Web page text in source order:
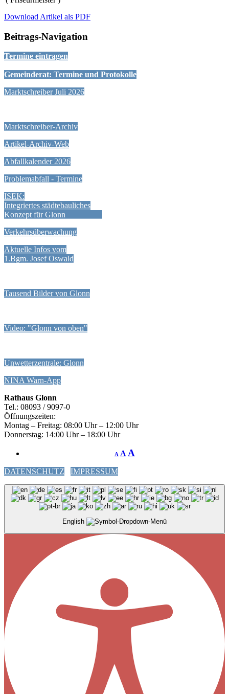
Download Artikel als PDF
Beitrags-Navigation
Termine eintragen
Gemeinderat: Termine und Protokolle
Marktschreiber Juli 2026
Marktschreiber-Archiv
Artikel-Archiv-Web
Abfallkalender 2026
Problemabfall - Termine
ISEK:
Integriertes städtebauliches
Konzept für Glonn
Verkehrsüberwachung
Aktuelle Infos vom
1.Bgm. Josef Oswald
Tausend Bilder von Glonn
Video: "Glonn von oben"
Unwetterzentrale: Glonn
NINA Warn-App
Rathaus Glonn
Tel.: 08093 / 9097-0
Öffnungszeiten:
Montag – Freitag: 08:00 Uhr – 12:00 Uhr
Donnerstag: 14:00 Uhr – 18:00 Uhr
A A A
DATENSCHUTZ IMPRESSUM
English